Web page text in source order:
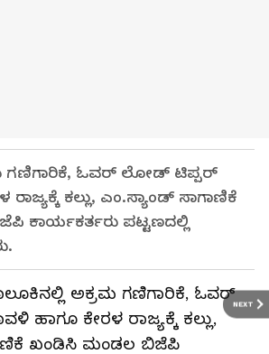
NEXT
ಗಣಿಗಾರಿಕೆ, ಓವರ್‌ ಲೋಡ್‌ ಟಿಪ್ಪರ್‌
ಕಲ್ಲು, ಎಂ.ಸ್ಯಾಂಡ್‌ ಸಾಗಾಣಿಕೆ
ಕಾರ್ಯಕರ್ತರು ಪಟ್ಟಣದಲ್ಲಿ
ಅಕ್ರಮ ಗಣಿಗಾರಿಕೆ, ಓವರ್‌
ಹಾಗೂ ಕೇರಳ ರಾಜ್ಯಕ್ಕೆ ಕಲ್ಲು,
ಖಂಡಿಸಿ ಮಂಡಲ ಬಿಜೆಪಿ